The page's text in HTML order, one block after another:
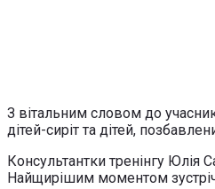
З вітальним словом до
дітей-сиріт та дітей,
Консультантки тренінгу Юлія
Найщирішим моментом